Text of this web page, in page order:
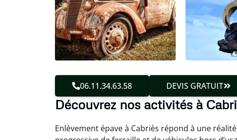
06.11.34.63.58 DEVIS GRATUIT
Découvrez nos activités à
Enlèvement épave à Cabriès répond à une